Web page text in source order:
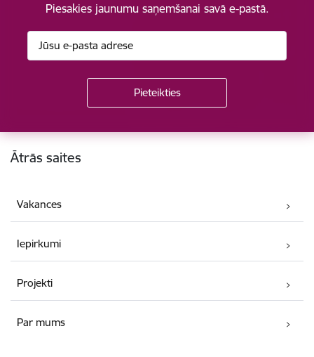
Piesakies jaunumu saņemšanai savā e-pastā.
Kājene
Ātrās saites
Vakances
Iepirkumi
Projekti
Par mums